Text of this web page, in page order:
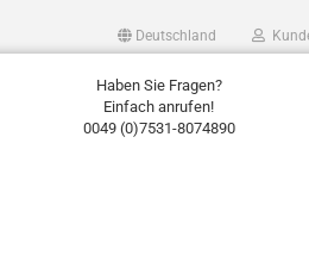
Deutschland
Haben Sie Fragen?
Einfach anrufen!
0049 (0)7531-8074890